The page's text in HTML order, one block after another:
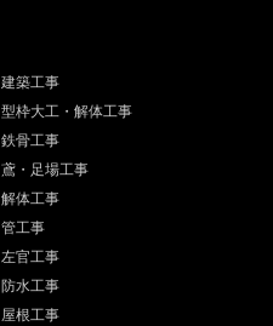
建築工事
型枠大工・解体工事
鉄骨工事
鳶・足場工事
解体工事
管工事
左官工事
防水工事
屋根工事